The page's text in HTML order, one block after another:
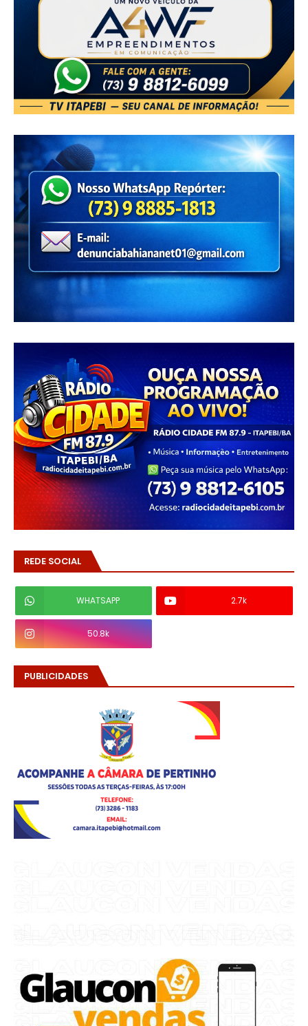
REDE SOCIAL
WHATSAPP 2.7k
50.8k
PUBLICIDADES